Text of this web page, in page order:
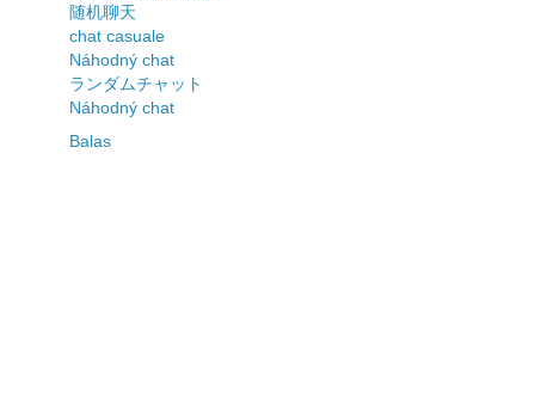
随机聊天
chat casuale
Náhodný chat
ランダムチャット
Náhodný chat
Balas